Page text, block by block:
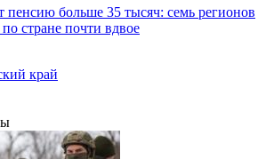
пенсию больше 35 тысяч: семь регионов
стране почти вдвое
край